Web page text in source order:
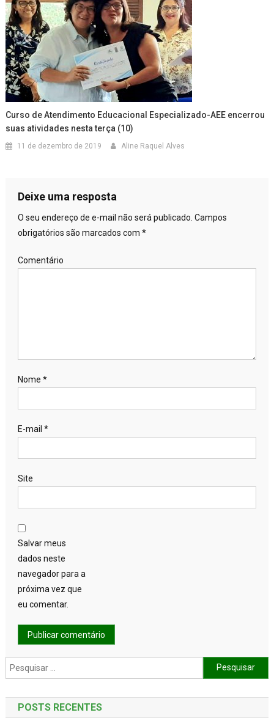
Curso de Atendimento Educacional Especializado-AEE encerrou
suas atividades nesta terça (10)
11 de dezembro de 2019 Aline Raquel Alves
Deixe uma resposta
O seu endereço de e-mail não será publicado. Campos
obrigatórios são marcados com *
Comentário
Nome *
E-mail *
Site
Salvar meus
dados neste
navegador para a
próxima vez que
eu comentar.
Pesquisar por:
POSTS RECENTES